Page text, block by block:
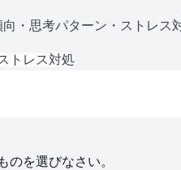
・思考パターン・ストレス
トレス対処
のを選びなさい。